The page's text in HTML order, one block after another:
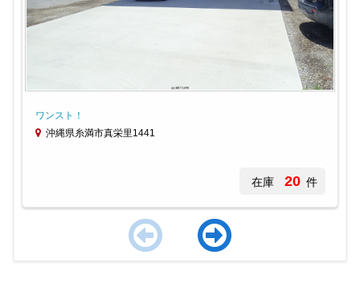
ワンスト！
沖縄県糸満市真栄里1441
在庫 20 件